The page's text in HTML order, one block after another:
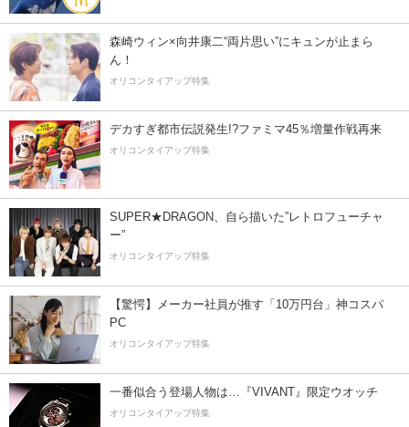
森崎ウィン×向井康二“両片思い”にキュンが止まら
ん！
オリコンタイアップ特集
デカすぎ都市伝説発生!?ファミマ45％増量作戦再来
オリコンタイアップ特集
SUPER★DRAGON、自ら描いた”レトロフューチャ
ー”
オリコンタイアップ特集
【驚愕】メーカー社員が推す「10万円台」神コスパ
PC
オリコンタイアップ特集
一番似合う登場人物は…『VIVANT』限定ウオッチ
オリコンタイアップ特集